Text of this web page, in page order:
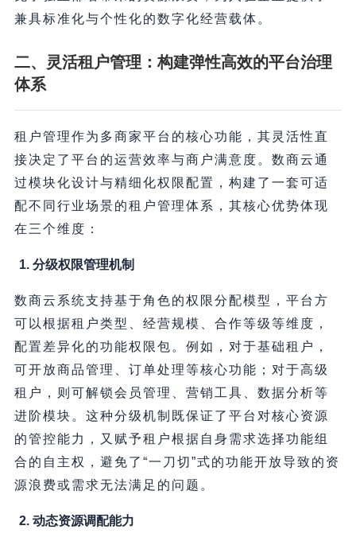
兼具标准化与个性化的数字化经营载体。
二、灵活租户管理：构建弹性高效的平台治理
体系
租户管理作为多商家平台的核心功能，其灵活性直
接决定了平台的运营效率与商户满意度。数商云通
过模块化设计与精细化权限配置，构建了一套可适
配不同行业场景的租户管理体系，其核心优势体现
在三个维度：
1. 分级权限管理机制
数商云系统支持基于角色的权限分配模型，平台方
可以根据租户类型、经营规模、合作等级等维度，
配置差异化的功能权限包。例如，对于基础租户，
可开放商品管理、订单处理等核心功能；对于高级
租户，则可解锁会员管理、营销工具、数据分析等
进阶模块。这种分级机制既保证了平台对核心资源
的管控能力，又赋予租户根据自身需求选择功能组
合的自主权，避免了“一刀切”式的功能开放导致的资
源浪费或需求无法满足的问题。
2. 动态资源调配能力